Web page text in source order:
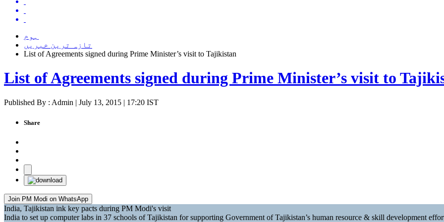
ہوم
تازہ ترین خبریں
List of Agreements signed during Prime Minister’s visit to Tajikistan
List of Agreements signed during Prime Minister’s visit to
Published By : Admin | July 13, 2015 | 17:20 IST
Share
Join PM Modi on WhatsApp
India, Tajikistan ink key pacts during PM Modi's visit
India to set up computer labs in 37 schools of Tajikistan for supporting Government of Tajikistan’s human resource & skill development